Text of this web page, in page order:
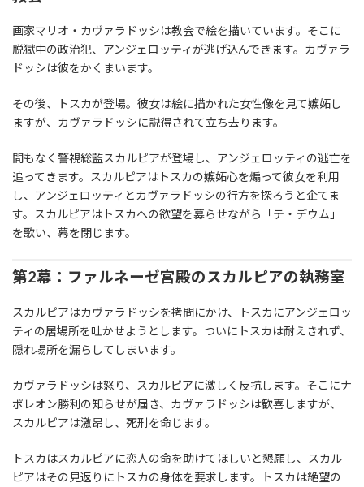
画家マリオ・カヴァラドッシは教会で絵を描いています。そこに
脱獄中の政治犯、アンジェロッティが逃げ込んできます。カヴァラ
ドッシは彼をかくまいます。
その後、トスカが登場。彼女は絵に描かれた女性像を見て嫉妬し
ますが、カヴァラドッシに説得されて立ち去ります。
間もなく警視総監スカルピアが登場し、アンジェロッティの逃亡を
追ってきます。スカルピアはトスカの嫉妬心を煽って彼女を利用
し、アンジェロッティとカヴァラドッシの行方を探ろうと企てま
す。スカルピアはトスカへの欲望を募らせながら「テ・デウム」
を歌い、幕を閉じます。
第2幕：ファルネーゼ宮殿のスカルピアの執務室
スカルピアはカヴァラドッシを拷問にかけ、トスカにアンジェロッ
ティの居場所を吐かせようとします。ついにトスカは耐えきれず、
隠れ場所を漏らしてしまいます。
カヴァラドッシは怒り、スカルピアに激しく反抗します。そこにナ
ポレオン勝利の知らせが届き、カヴァラドッシは歓喜しますが、
スカルピアは激昂し、死刑を命じます。
トスカはスカルピアに恋人の命を助けてほしいと懇願し、スカル
ピアはその見返りにトスカの身体を要求します。トスカは絶望の